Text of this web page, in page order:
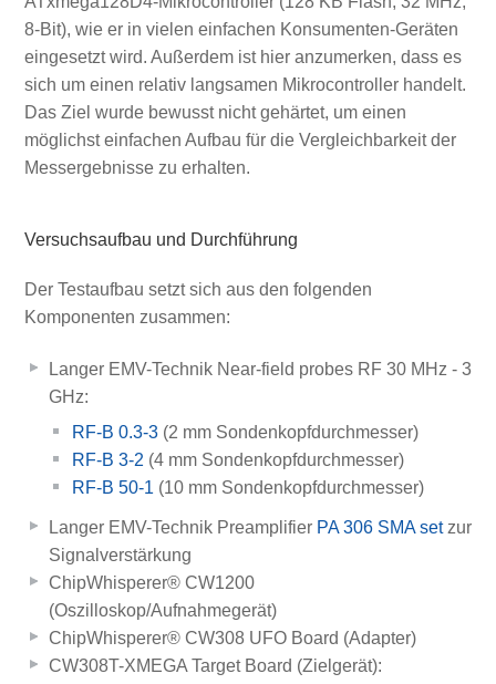
8-Bit), wie er in vielen einfachen Konsumenten-Geräten
eingesetzt wird. Außerdem ist hier anzumerken, dass es
sich um einen relativ langsamen Mikrocontroller handelt.
Das Ziel wurde bewusst nicht gehärtet, um einen
möglichst einfachen Aufbau für die Vergleichbarkeit der
Messergebnisse zu erhalten.
Versuchsaufbau und Durchführung
Der Testaufbau setzt sich aus den folgenden
Komponenten zusammen:
Langer EMV-Technik Near-field probes RF 30 MHz - 3
GHz:
RF-B 0.3-3 (2 mm Sondenkopfdurchmesser)
RF-B 3-2 (4 mm Sondenkopfdurchmesser)
RF-B 50-1 (10 mm Sondenkopfdurchmesser)
Langer EMV-Technik Preamplifier PA 306 SMA setzur
Signalverstärkung
ChipWhisperer® CW1200
(Oszilloskop/Aufnahmegerät)
ChipWhisperer® CW308 UFO Board (Adapter)
CW308T-XMEGA Target Board (Zielgerät):